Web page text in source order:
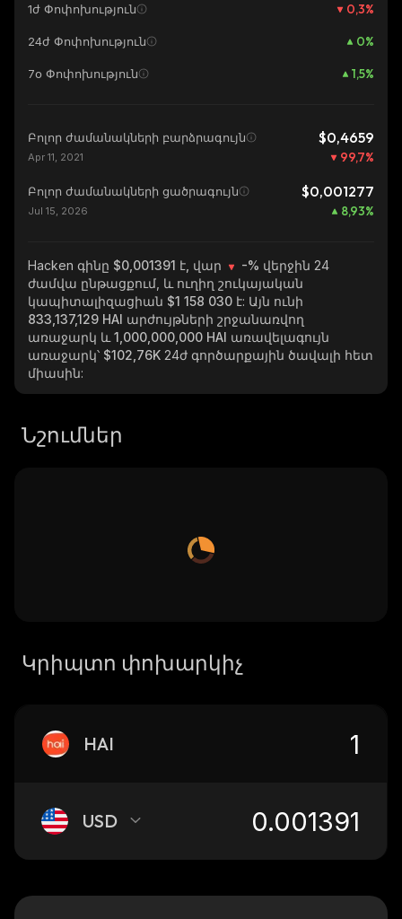
1ժ Փոփոխություն 0,3%
24ժ Փոփոխություն 0%
7օ Փոփոխություն 1,5%
Բոլոր ժամանակների բարձրագույն $0,4659
Apr 11, 2021 99,7%
Բոլոր ժամանակների ցածրագույն $0,001277
Jul 15, 2026 8,93%
Hacken գինը $0,001391 է, վար -% վերջին 24
ժամվա ընթացքում, և ուղիղ շուկայական
կապիտալիզացիան $1 158 030 է: Այն ունի
833,137,129 HAI արժույթների շրջանառվող
առաջարկ և 1,000,000,000 HAI առավելագույն
առաջարկ՝ $102,76K 24ժ գործարքային ծավալի հետ
միասին:
Նշումներ
Կրիպտո փոխարկիչ
HAI
USD